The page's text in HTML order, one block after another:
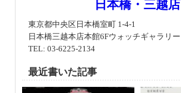
日本橋・三越店
東京都中央区日本橋室町 1-4-1
日本橋三越本店本館6Fウォッチギャラリー
TEL: 03-6225-2134
最近書いた記事